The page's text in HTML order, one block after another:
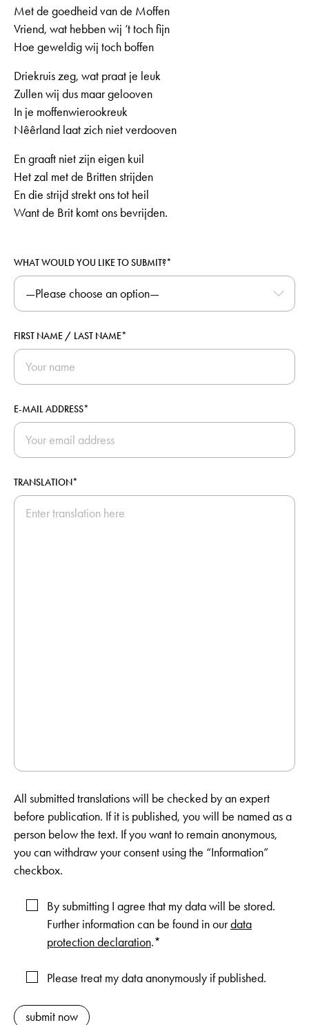
Met de goedheid van de Moffen
Vriend, wat hebben wij ’t toch fijn
Hoe geweldig wij toch boffen
Driekruis zeg, wat praat je leuk
Zullen wij dus maar gelooven
In je moffenwierookreuk
Nêêrland laat zich niet verdooven
En graaft niet zijn eigen kuil
Het zal met de Britten strijden
En die strijd strekt ons tot heil
Want de Brit komt ons bevrijden.
WHAT WOULD YOU LIKE TO SUBMIT?*
FIRST NAME / LAST NAME*
E-MAIL ADDRESS*
TRANSLATION*
All submitted translations will be checked by an expert
before publication. If it is published, you will be named as a
person below the text. If you want to remain anonymous,
you can withdraw your consent using the “Information”
checkbox.
By submitting I agree that my data will be stored.
Further information can be found in ourdata
protection declaration.*
Please treat my data anonymously if published.